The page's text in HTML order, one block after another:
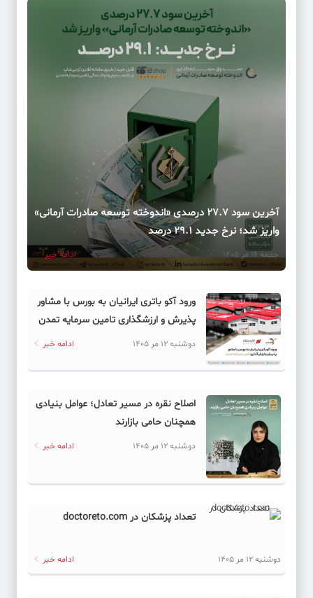
آخرین سود ۲۷.۷ درصدی «اندوخته توسعه صادرات آرمانی»
واریز شد؛ نرخ جدید ۲۹.۱ درصد
جمعه 16 مر 1405 ادامه خبر
ورود آکو باتری ایرانیان به بورس با مشاور
پذیرش و ارزشگذاری تامین سرمایه تمدن
دوشنبه 12 مر 1405 ادامه خبر
اصلاح نقره در مسیر تعادل؛ عوامل بنیادی
همچنان حامی بازارند
دوشنبه 12 مر 1405 ادامه خبر
تعداد پزشکان در doctoreto.com
دوشنبه 12 مر 1405 ادامه خبر